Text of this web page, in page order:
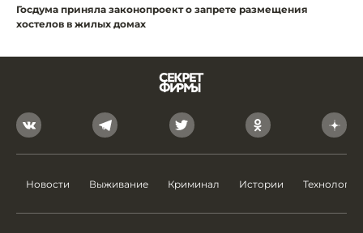
Госдума приняла законопроект о запрете размещения
хостелов в жилых домах
Новости Выживание Криминал Истории Технологии